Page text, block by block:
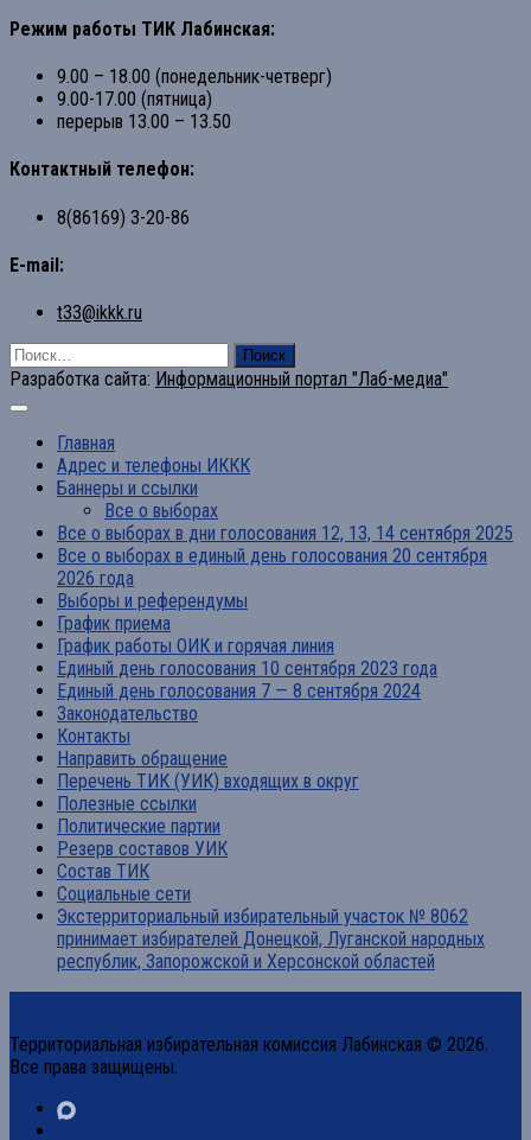
Режим работы ТИК Лабинская:
9.00 – 18.00 (понедельник-четверг)
9.00-17.00 (пятница)
перерыв 13.00 – 13.50
Контактный телефон:
8(86169) 3-20-86
E-mail:
t33@ikkk.ru
Найти:
Разработка сайта: Информационный портал "Лаб-медиа"
Главная
Адрес и телефоны ИККК
Баннеры и ссылки
Все о выборах
Все о выборах в дни голосования 12, 13, 14 сентября 2025
Все о выборах в единый день голосования 20 сентября
2026 года
Выборы и референдумы
График приема
График работы ОИК и горячая линия
Единый день голосования 10 сентября 2023 года
Единый день голосования 7 — 8 сентября 2024
Законодательство
Контакты
Направить обращение
Перечень ТИК (УИК) входящих в округ
Полезные ссылки
Политические партии
Резерв составов УИК
Состав ТИК
Социальные сети
Экстерриториальный избирательный участок № 8062
принимает избирателей Донецкой, Луганской народных
республик, Запорожской и Херсонской областей
Территориальная избирательная комиссия Лабинская © 2026.
Все права защищены.